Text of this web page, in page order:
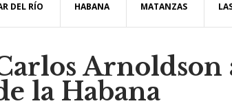
DEL RÍO HABANA MATANZAS
la Habana